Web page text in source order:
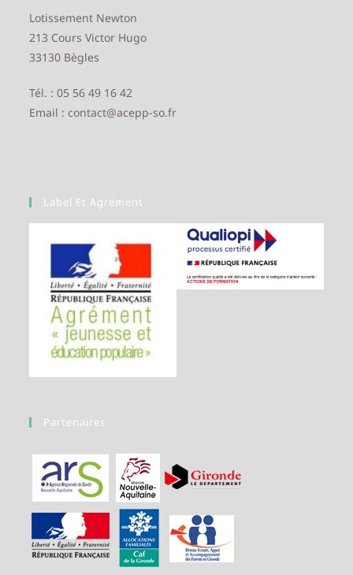
Lotissement Newton
213 Cours Victor Hugo
33130 Bègles
Tél. : 05 56 49 16 42
Email : contact@acepp-so.fr
Label Et Agrément
Partenaires